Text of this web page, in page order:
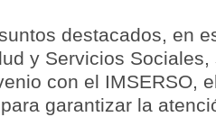
destacados, en
y Servicios
con el IMSERSO,
garantizar la